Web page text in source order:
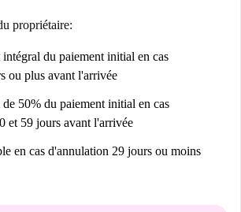
propriétaire:
intégral du paiement initial en cas
ou plus avant l'arrivée
de 50% du paiement initial en cas
et 59 jours avant l'arrivée
en cas d'annulation 29 jours ou moins